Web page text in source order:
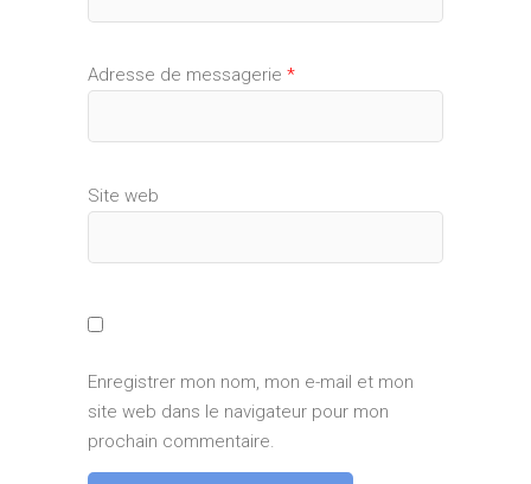
Adresse de messagerie *
Site web
Enregistrer mon nom, mon e-mail et mon
site web dans le navigateur pour mon
prochain commentaire.